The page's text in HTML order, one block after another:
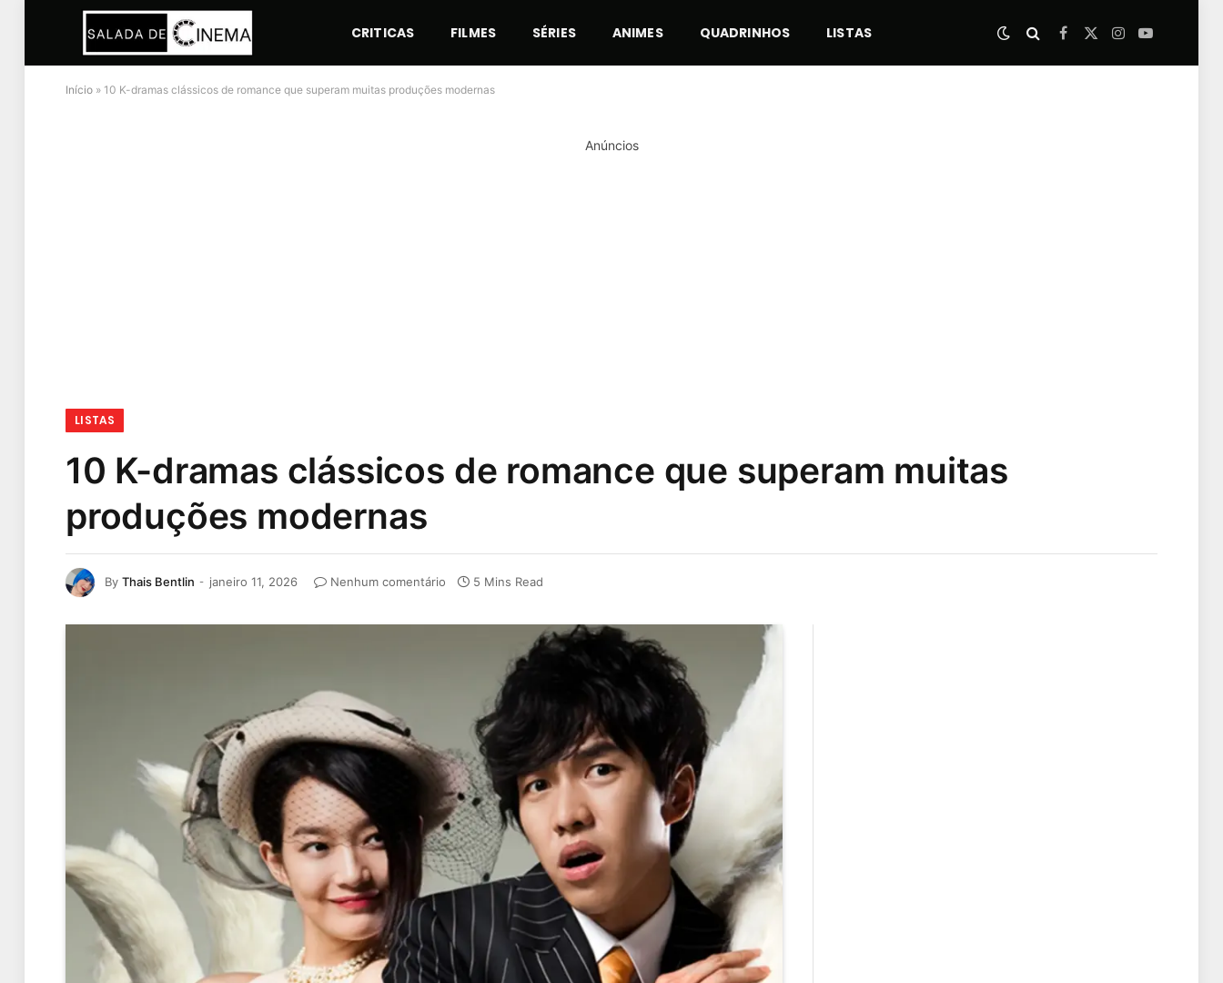
CRITICAS FILMES SÉRIES ANIMES QUADRINHOS LISTAS Facebook
X
Instagram
YouTube
Início » 10 K-dramas clássicos de romance que superam muitas produções modernas
Anúncios
LISTAS
10 K-dramas clássicos de romance que superam muitas
produções modernas
By Thais Bentlin janeiro 11, 2026 Nenhum comentário 5 Mins Read